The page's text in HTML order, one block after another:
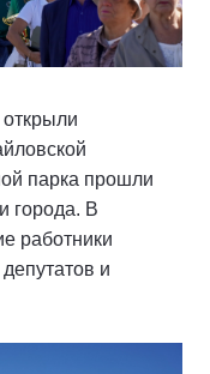
парка прошли
города. В
работники
и